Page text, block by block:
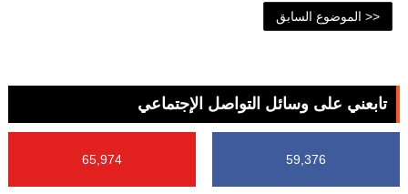
<< الموضوع السابق
تابعني على وسائل التواصل الإجتماعي
59,376
65,974